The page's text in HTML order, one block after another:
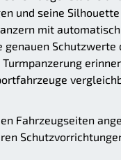
und seine
mit
Fahrzeugseiten